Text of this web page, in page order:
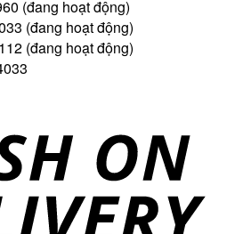
(đang hoạt động)
(đang hoạt động)
(đang hoạt động)